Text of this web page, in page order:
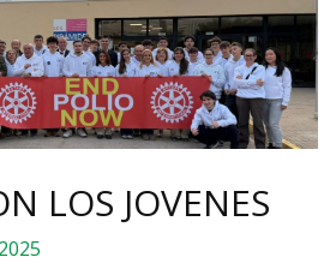
LOS JOVENES